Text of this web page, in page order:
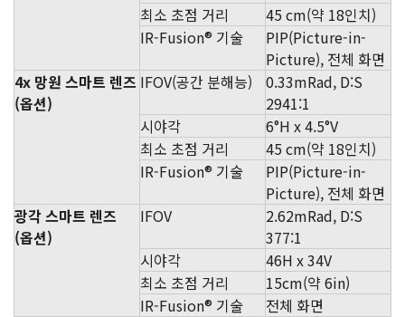
최소 초점 거리
45 cm(약 18인치)
IR-Fusion® 기술
PIP(Picture-in-
Picture), 전체 화면
4x 망원 스마트 렌즈
(옵션)
IFOV(공간 분해능)
0.33mRad, D:S
2941:1
시야각
6°H x 4.5°V
최소 초점 거리
45 cm(약 18인치)
IR-Fusion® 기술
PIP(Picture-in-
Picture), 전체 화면
광각 스마트 렌즈
(옵션)
IFOV
2.62mRad, D:S
377:1
시야각
46H x 34V
최소 초점 거리
15cm(약 6in)
IR-Fusion® 기술
전체 화면